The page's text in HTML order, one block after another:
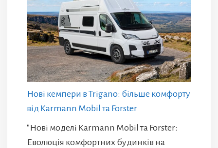
Нові кемпери в Trigano: більше комфорту
від Karmann Mobil та Forster
"Нові моделі Karmann Mobil та Forster:
Еволюція комфортних будинків на